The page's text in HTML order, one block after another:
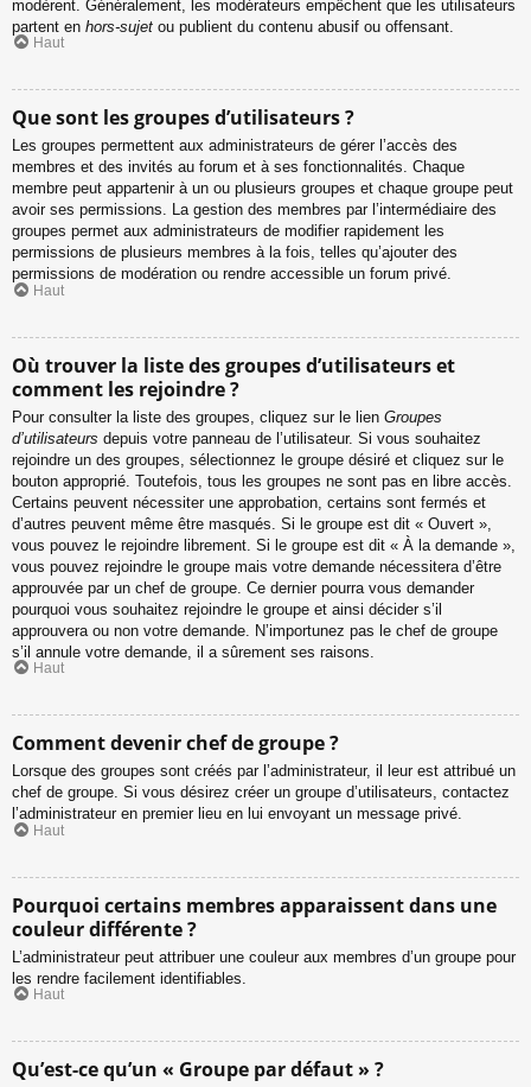
modèrent. Généralement, les modérateurs empêchent que les utilisateurs
partent en hors-sujet ou publient du contenu abusif ou offensant.
Haut
Que sont les groupes d’utilisateurs ?
Les groupes permettent aux administrateurs de gérer l’accès des
membres et des invités au forum et à ses fonctionnalités. Chaque
membre peut appartenir à un ou plusieurs groupes et chaque groupe peut
avoir ses permissions. La gestion des membres par l’intermédiaire des
groupes permet aux administrateurs de modifier rapidement les
permissions de plusieurs membres à la fois, telles qu’ajouter des
permissions de modération ou rendre accessible un forum privé.
Haut
Où trouver la liste des groupes d’utilisateurs et
comment les rejoindre ?
Pour consulter la liste des groupes, cliquez sur le lien Groupes
d’utilisateurs depuis votre panneau de l’utilisateur. Si vous souhaitez
rejoindre un des groupes, sélectionnez le groupe désiré et cliquez sur le
bouton approprié. Toutefois, tous les groupes ne sont pas en libre accès.
Certains peuvent nécessiter une approbation, certains sont fermés et
d’autres peuvent même être masqués. Si le groupe est dit « Ouvert »,
vous pouvez le rejoindre librement. Si le groupe est dit « À la demande »,
vous pouvez rejoindre le groupe mais votre demande nécessitera d’être
approuvée par un chef de groupe. Ce dernier pourra vous demander
pourquoi vous souhaitez rejoindre le groupe et ainsi décider s’il
approuvera ou non votre demande. N’importunez pas le chef de groupe
s’il annule votre demande, il a sûrement ses raisons.
Haut
Comment devenir chef de groupe ?
Lorsque des groupes sont créés par l’administrateur, il leur est attribué un
chef de groupe. Si vous désirez créer un groupe d’utilisateurs, contactez
l’administrateur en premier lieu en lui envoyant un message privé.
Haut
Pourquoi certains membres apparaissent dans une
couleur différente ?
L’administrateur peut attribuer une couleur aux membres d’un groupe pour
les rendre facilement identifiables.
Haut
Qu’est-ce qu’un « Groupe par défaut » ?